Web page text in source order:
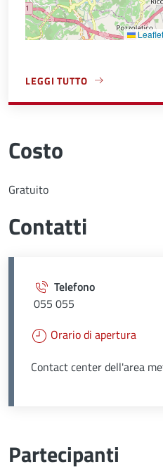
Leaflet
LEGGI TUTTO
A PROPOSITO DI PALAZZO
Costo
Gratuito
Contatti
Telefono
055 055
Orario di apertura
Contact center dell'area
Partecipanti